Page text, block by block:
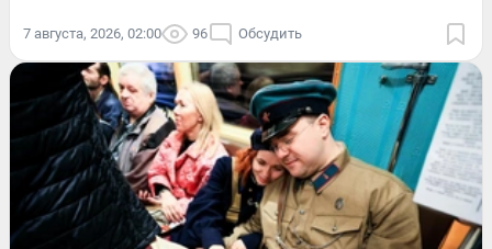
7 августа, 2026, 02:00 96 Обсудить